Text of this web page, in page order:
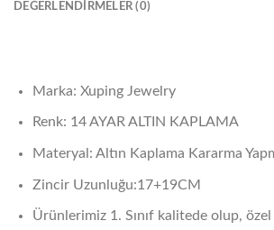
DEĞERLENDIRMELER (0)
Marka: Xuping Jewelry
Renk: 14 AYAR ALTIN KAPLAMA
Materyal: Altın Kaplama Kararma
Zincir Uzunluğu:17+19CM
Ürünlerimiz 1. Sınıf kalitede olup,